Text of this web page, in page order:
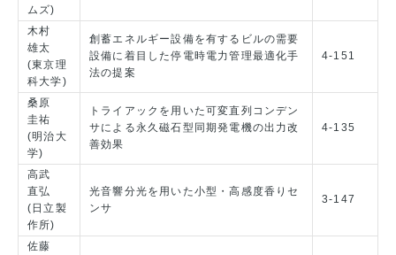
ムズ)
木村
雄太
(東京理
科大学)
創蓄エネルギー設備を有するビルの需要
設備に着目した停電時電力管理最適化手
法の提案
4-151
桑原
圭祐
(明治大
学)
トライアックを用いた可変直列コンデン
サによる永久磁石型同期発電機の出力改
善効果
4-135
高武
直弘
(日立製
作所)
光音響分光を用いた小型・高感度香りセ
ンサ
3-147
佐藤